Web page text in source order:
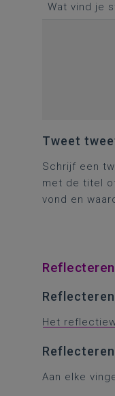
Wat vind je
Tweet
Schrijf een
met de titel
vond en
Het
Aan elke